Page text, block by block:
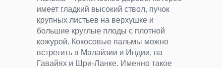
имеет гладкий высокий ствол, пучок
крупных листьев на верхушке и
большие круглые плоды с плотной
кожурой. Кокосовые пальмы можно
встретить в Малайзии и Индии, на
Гавайях и Шри-Ланке. Именно такое